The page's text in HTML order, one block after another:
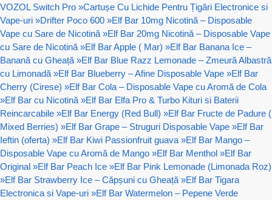
VOZOL Switch Pro »Cartușe Cu Lichide Pentru Țigări Electronice si
Vape-uri »Drifter Poco 600 »Elf Bar 10mg Nicotină – Disposable
Vape cu Sare de Nicotină »Elf Bar 20mg Nicotină – Disposable Vape
cu Sare de Nicotină »Elf Bar Apple ( Mar) »Elf Bar Banana Ice –
Banană cu Gheață »Elf Bar Blue Razz Lemonade – Zmeură Albastră
cu Limonadă »Elf Bar Blueberry – Afine Disposable Vape »Elf Bar
Cherry (Cirese) »Elf Bar Cola – Disposable Vape cu Aromă de Cola
»Elf Bar cu Nicotină »Elf Bar Elfa Pro & Turbo Kituri si Baterii
Reincarcabile »Elf Bar Energy (Red Bull) »Elf Bar Fructe de Padure (
Mixed Berries) »Elf Bar Grape – Struguri Disposable Vape »Elf Bar
Ieftin (oferta) »Elf Bar Kiwi Passionfruit guava »Elf Bar Mango –
Disposable Vape cu Aromă de Mango »Elf Bar Menthol »Elf Bar
Original »Elf Bar Peach Ice »Elf Bar Pink Lemonade (Limonada Roz)
»Elf Bar Strawberry Ice – Căpșuni cu Gheață »Elf Bar Tigara
Electronica si Vape-uri »Elf Bar Watermelon – Pepene Verde